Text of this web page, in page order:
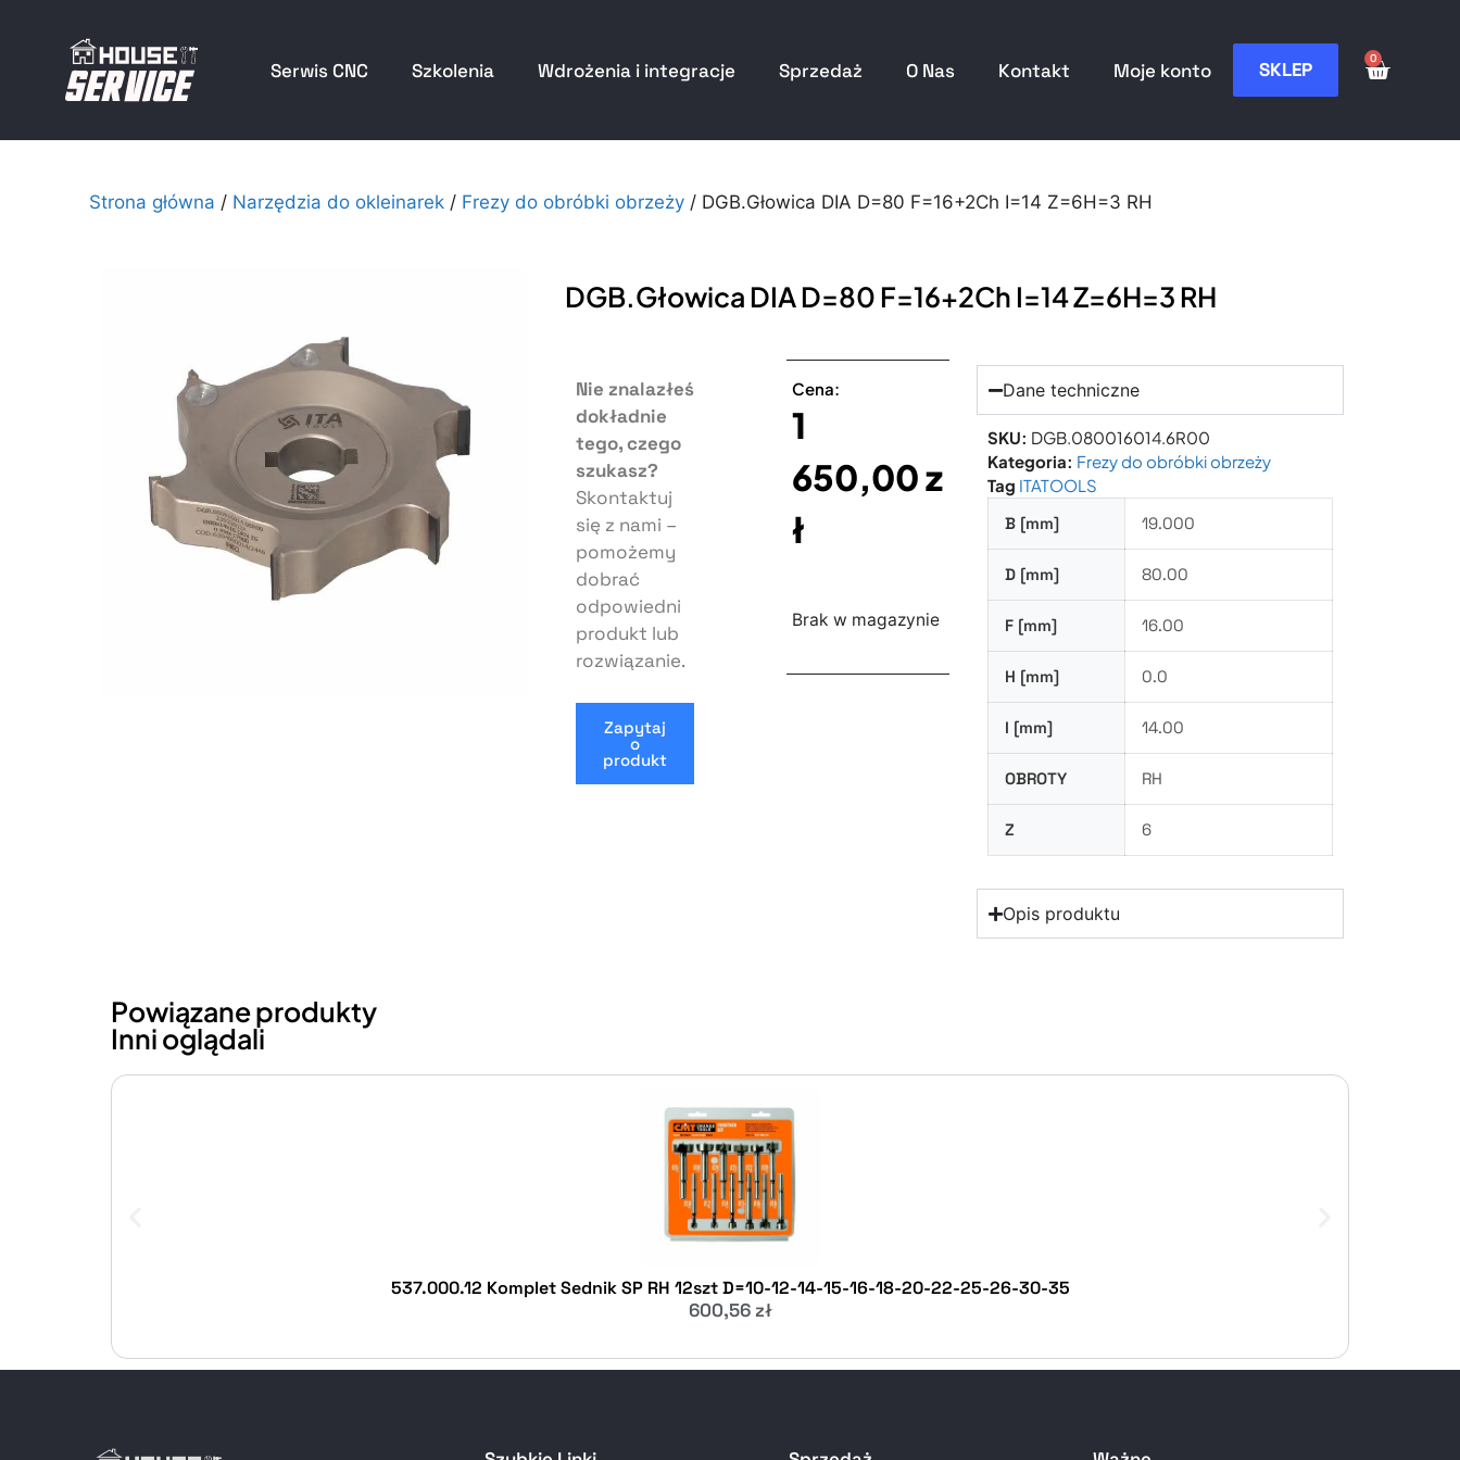
Serwis CNC Szkolenia Wdrożenia i integracje Sprzedaż O Nas Kontakt Moje konto SKLEP 0
Strona główna / Narzędzia do okleinarek / Frezy do obróbki obrzeży / DGB.Głowica DIA D=80 F=16+2Ch I=14 Z=6H=3 RH
DGB.Głowica DIA D=80 F=16+2Ch I=14 Z=6H=3 RH
Nie znalazłeś
dokładnie
tego, czego
szukasz?
Skontaktuj
się z nami –
pomożemy
dobrać
odpowiedni
produkt lub
rozwiązanie.
Zapytaj
o
produkt
Cena:
1
650,00z
ł
Brak w magazynie
Dane techniczne
SKU: DGB.080016014.6R00
Kategoria: Frezy do obróbki obrzeży
Tag ITATOOLS
B [mm]
19.000
D [mm] 80.00
F [mm] 16.00
H [mm] 0.0
I [mm] 14.00
OBROTY RH
Z 6
Opis produktu
Powiązane produkty
Inni oglądali
537.000.12 Komplet Sednik SP RH 12szt D=10-12-14-15-16-18-20-22-25-26-30-35
600,56 zł